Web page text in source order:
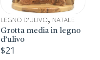
LEGNO D'ULIVO, NATALE
Grotta media in legno
d’ulivo
$21